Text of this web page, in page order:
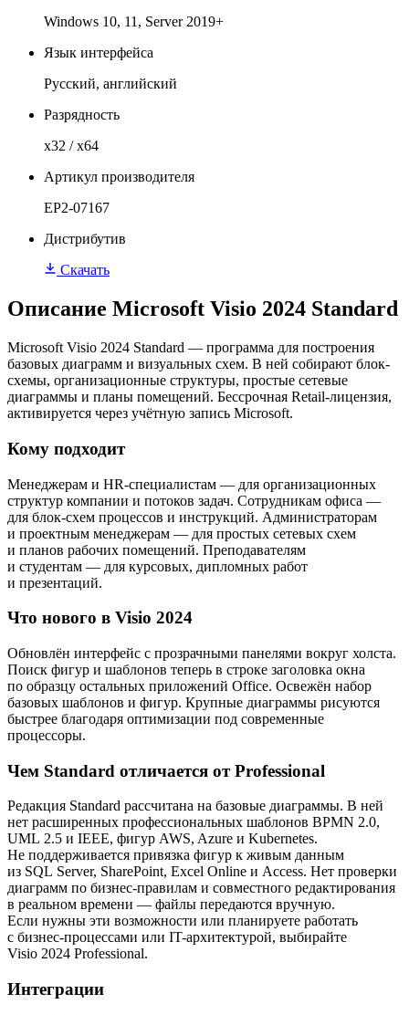
Windows 10, 11, Server 2019+
Язык интерфейса
Русский, английский
Разрядность
x32 / x64
Артикул производителя
EP2-07167
Дистрибутив
Скачать
Описание Microsoft Visio 2024 Standard
Microsoft Visio 2024 Standard — программа для построения
базовых диаграмм и визуальных схем. В ней собирают блок-
схемы, организационные структуры, простые сетевые
диаграммы и планы помещений. Бессрочная Retail-лицензия,
активируется через учётную запись Microsoft.
Кому подходит
Менеджерам и HR-специалистам — для организационных
структур компании и потоков задач. Сотрудникам офиса —
для блок-схем процессов и инструкций. Администраторам
и проектным менеджерам — для простых сетевых схем
и планов рабочих помещений. Преподавателям
и студентам — для курсовых, дипломных работ
и презентаций.
Что нового в Visio 2024
Обновлён интерфейс с прозрачными панелями вокруг холста.
Поиск фигур и шаблонов теперь в строке заголовка окна
по образцу остальных приложений Office. Освежён набор
базовых шаблонов и фигур. Крупные диаграммы рисуются
быстрее благодаря оптимизации под современные
процессоры.
Чем Standard отличается от Professional
Редакция Standard рассчитана на базовые диаграммы. В ней
нет расширенных профессиональных шаблонов BPMN 2.0,
UML 2.5 и IEEE, фигур AWS, Azure и Kubernetes.
Не поддерживается привязка фигур к живым данным
из SQL Server, SharePoint, Excel Online и Access. Нет проверки
диаграмм по бизнес-правилам и совместного редактирования
в реальном времени — файлы передаются вручную.
Если нужны эти возможности или планируете работать
с бизнес-процессами или IT-архитектурой, выбирайте
Visio 2024 Professional.
Интеграции